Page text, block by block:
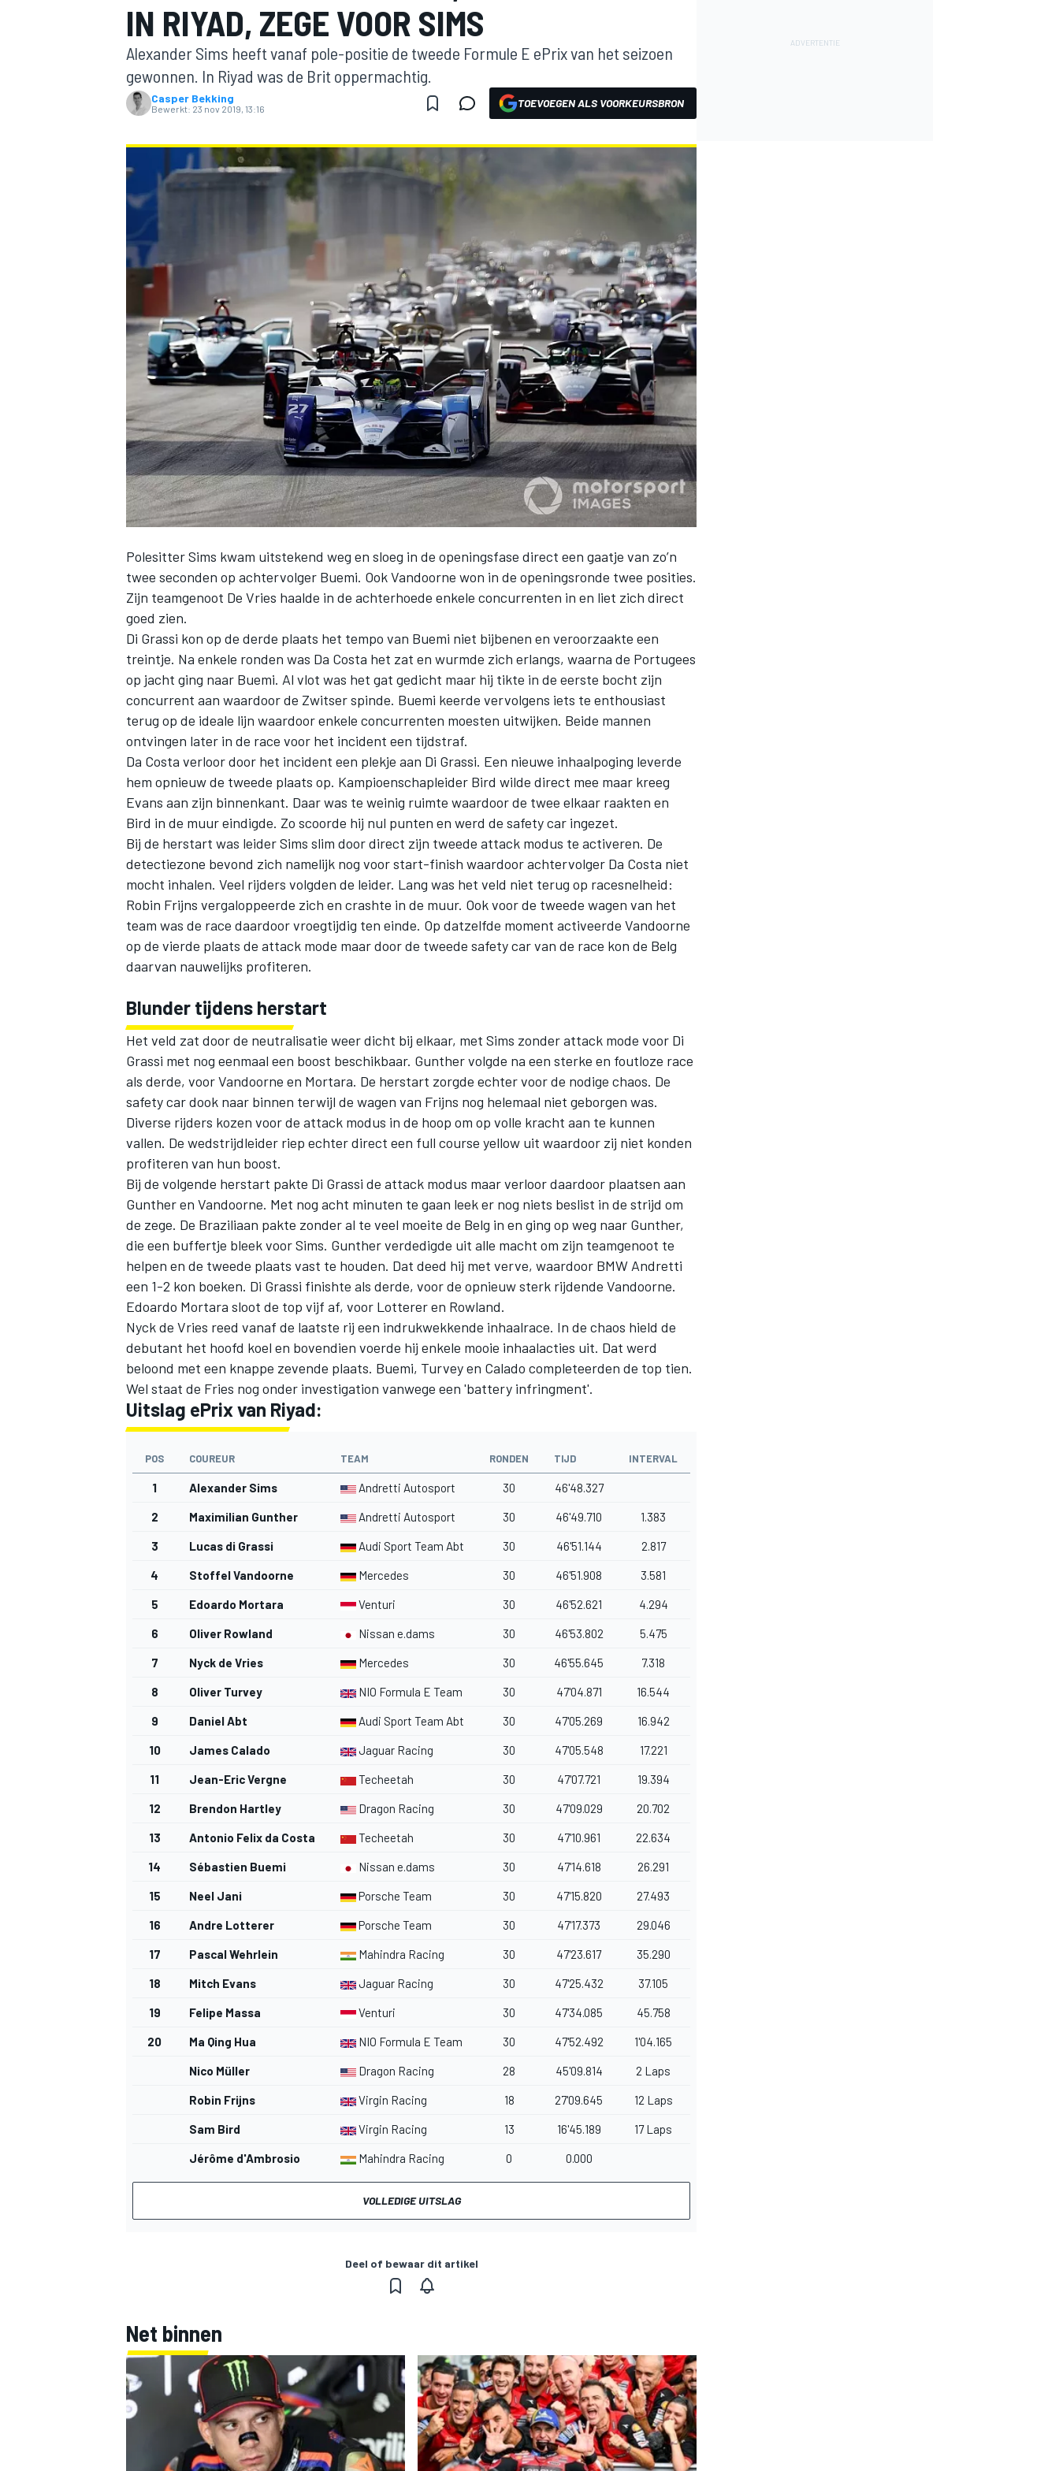
MOTOGP
INDYCAR
WEC
MEER RACEKLASSEN
IN RIYAD, ZEGE VOOR SIMS
Alexander Sims heeft vanaf pole-positie de tweede Formule E ePrix van het seizoen
gewonnen. In Riyad was de Brit oppermachtig.
Casper Bekking
Bewerkt: 23 nov 2019, 13:16 TOEVOEGEN ALS VOORKEURSBRON
Polesitter Sims kwam uitstekend weg en sloeg in de openingsfase direct een gaatje van zo’n
twee seconden op achtervolger Buemi. Ook Vandoorne won in de openingsronde twee posities.
Zijn teamgenoot De Vries haalde in de achterhoede enkele concurrenten in en liet zich direct
goed zien.
Di Grassi kon op de derde plaats het tempo van Buemi niet bijbenen en veroorzaakte een
treintje. Na enkele ronden was Da Costa het zat en wurmde zich erlangs, waarna de Portugees
op jacht ging naar Buemi. Al vlot was het gat gedicht maar hij tikte in de eerste bocht zijn
concurrent aan waardoor de Zwitser spinde. Buemi keerde vervolgens iets te enthousiast
terug op de ideale lijn waardoor enkele concurrenten moesten uitwijken. Beide mannen
ontvingen later in de race voor het incident een tijdstraf.
Da Costa verloor door het incident een plekje aan Di Grassi. Een nieuwe inhaalpoging leverde
hem opnieuw de tweede plaats op. Kampioenschapleider Bird wilde direct mee maar kreeg
Evans aan zijn binnenkant. Daar was te weinig ruimte waardoor de twee elkaar raakten en
Bird in de muur eindigde. Zo scoorde hij nul punten en werd de safety car ingezet.
Bij de herstart was leider Sims slim door direct zijn tweede attack modus te activeren. De
detectiezone bevond zich namelijk nog voor start-finish waardoor achtervolger Da Costa niet
mocht inhalen. Veel rijders volgden de leider. Lang was het veld niet terug op racesnelheid:
Robin Frijns vergaloppeerde zich en crashte in de muur. Ook voor de tweede wagen van het
team was de race daardoor vroegtijdig ten einde. Op datzelfde moment activeerde Vandoorne
op de vierde plaats de attack mode maar door de tweede safety car van de race kon de Belg
daarvan nauwelijks profiteren.
Blunder tijdens herstart
Het veld zat door de neutralisatie weer dicht bij elkaar, met Sims zonder attack mode voor Di
Grassi met nog eenmaal een boost beschikbaar. Gunther volgde na een sterke en foutloze race
als derde, voor Vandoorne en Mortara. De herstart zorgde echter voor de nodige chaos. De
safety car dook naar binnen terwijl de wagen van Frijns nog helemaal niet geborgen was.
Diverse rijders kozen voor de attack modus in de hoop om op volle kracht aan te kunnen
vallen. De wedstrijdleider riep echter direct een full course yellow uit waardoor zij niet konden
profiteren van hun boost.
Bij de volgende herstart pakte Di Grassi de attack modus maar verloor daardoor plaatsen aan
Gunther en Vandoorne. Met nog acht minuten te gaan leek er nog niets beslist in de strijd om
de zege. De Braziliaan pakte zonder al te veel moeite de Belg in en ging op weg naar Gunther,
die een buffertje bleek voor Sims. Gunther verdedigde uit alle macht om zijn teamgenoot te
helpen en de tweede plaats vast te houden. Dat deed hij met verve, waardoor BMW Andretti
een 1-2 kon boeken. Di Grassi finishte als derde, voor de opnieuw sterk rijdende Vandoorne.
Edoardo Mortara sloot de top vijf af, voor Lotterer en Rowland.
Nyck de Vries reed vanaf de laatste rij een indrukwekkende inhaalrace. In de chaos hield de
debutant het hoofd koel en bovendien voerde hij enkele mooie inhaalacties uit. Dat werd
beloond met een knappe zevende plaats. Buemi, Turvey en Calado completeerden de top tien.
Wel staat de Fries nog onder investigation vanwege een 'battery infringment'.
Uitslag ePrix van Riyad:
POS COUREUR TEAM RONDEN TIJD INTERVAL
1 Alexander Sims Andretti Autosport 30 46'48.327
2 Maximilian Gunther Andretti Autosport 30 46'49.710 1.383
3 Lucas di Grassi Audi Sport Team Abt 30 46'51.144 2.817
4 Stoffel Vandoorne Mercedes 30 46'51.908 3.581
5 Edoardo Mortara Venturi 30 46'52.621 4.294
6 Oliver Rowland Nissan e.dams 30 46'53.802 5.475
7 Nyck de Vries Mercedes 30 46'55.645 7.318
8 Oliver Turvey NIO Formula E Team 30 47'04.871 16.544
9 Daniel Abt Audi Sport Team Abt 30 47'05.269 16.942
10 James Calado Jaguar Racing 30 47'05.548 17.221
11 Jean-Eric Vergne Techeetah 30 47'07.721 19.394
12 Brendon Hartley Dragon Racing 30 47'09.029 20.702
13 Antonio Felix da Costa Techeetah 30 47'10.961 22.634
14 Sébastien Buemi Nissan e.dams 30 47'14.618 26.291
15 Neel Jani Porsche Team 30 47'15.820 27.493
16 Andre Lotterer Porsche Team 30 47'17.373 29.046
17 Pascal Wehrlein Mahindra Racing 30 47'23.617 35.290
18 Mitch Evans Jaguar Racing 30 47'25.432 37.105
19 Felipe Massa Venturi 30 47'34.085 45.758
20 Ma Qing Hua NIO Formula E Team 30 47'52.492 1'04.165
Nico Müller Dragon Racing 28 45'09.814 2 Laps
Robin Frijns Virgin Racing 18 27'09.645 12 Laps
Sam Bird Virgin Racing 13 16'45.189 17 Laps
Jérôme d'Ambrosio Mahindra Racing 0 0.000
VOLLEDIGE UITSLAG
Deel of bewaar dit artikel
Net binnen